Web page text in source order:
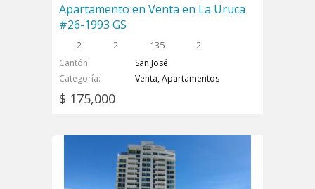
Apartamento en Venta en La Uruca
#26-1993 GS
2 2 135 2
Cantón
San José
Categoría
Venta, Apartamentos
$ 175,000